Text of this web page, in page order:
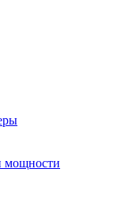
мощности